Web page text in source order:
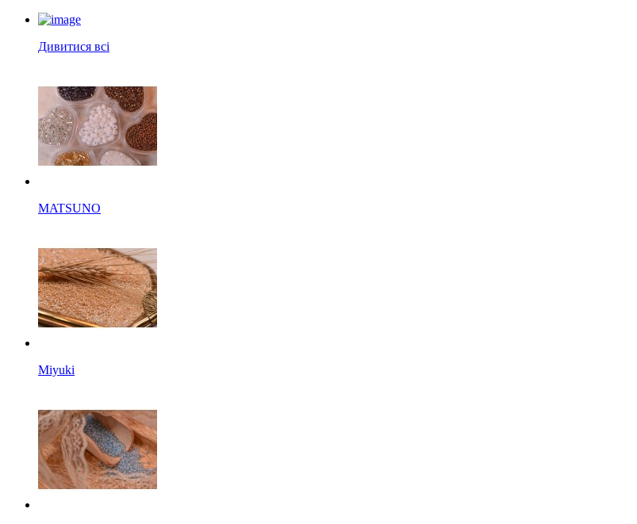
Дивитися всі
MATSUNO
Miyuki